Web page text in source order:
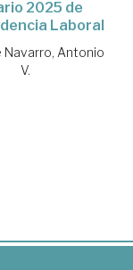
2025 de
Laboral
Navarro, Antonio
V.